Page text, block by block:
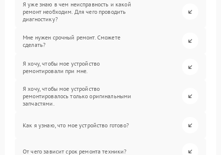
Я уже знаю в чем неисправность и какой
ремонт необходим. Для чего проводить
диагностику?
Мне нужен срочный ремонт. Сможете
сделать?
Я хочу, чтобы мое устройство
ремонтировали при мне.
Я хочу, чтобы мое устройство
ремонтировалось только оригинальными
запчастями.
Как я узнаю, что мое устройство готово?
От чего зависит срок ремонта техники?